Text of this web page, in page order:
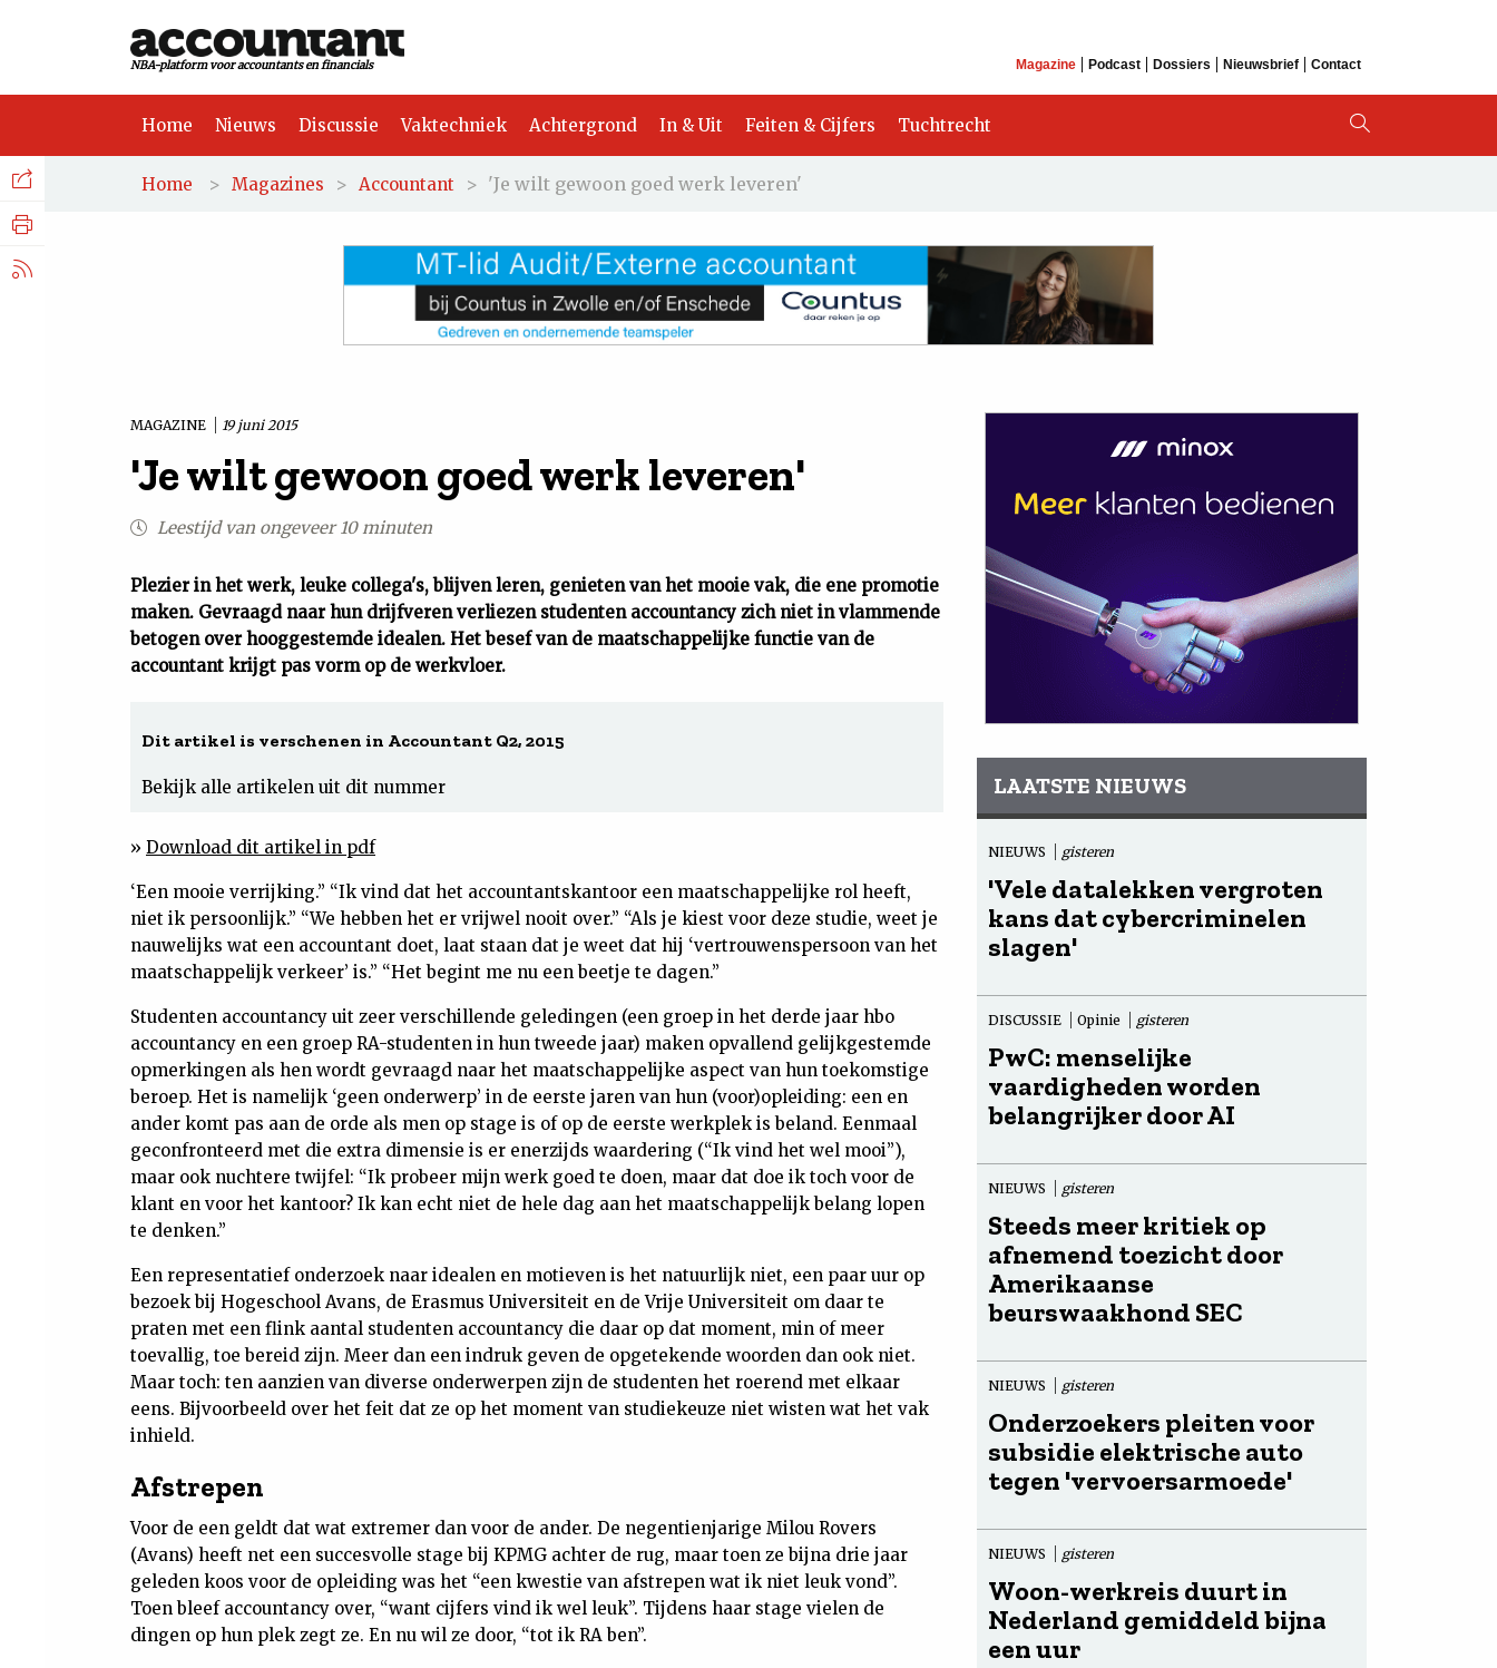
NBA-platform voor accountants en financials Magazine Podcast Dossiers Nieuwsbrief Contact
Home Nieuws Discussie Vaktechniek Achtergrond In & Uit Feiten & Cijfers Tuchtrecht
Home > Magazines > Accountant > 'Je wilt gewoon goed werk leveren'
MAGAZINE 19 juni 2015
'Je wilt gewoon goed werk leveren'
Leestijd van ongeveer 10 minuten
Plezier in het werk, leuke collega's, blijven leren, genieten van het mooie vak, die ene promotie
maken. Gevraagd naar hun drijfveren verliezen studenten accountancy zich niet in vlammende
betogen over hooggestemde idealen. Het besef van de maatschappelijke functie van de
accountant krijgt pas vorm op de werkvloer.
Dit artikel is verschenen in Accountant Q2, 2015
Bekijk alle artikelen uit dit nummer
» Download dit artikel in pdf
‘Een mooie verrijking.” “Ik vind dat het accountantskantoor een maatschappelijke rol heeft,
niet ik persoonlijk.” “We hebben het er vrijwel nooit over.” “Als je kiest voor deze studie, weet je
nauwelijks wat een accountant doet, laat staan dat je weet dat hij ‘vertrouwenspersoon van het
maatschappelijk verkeer’ is.” “Het begint me nu een beetje te dagen.”
Studenten accountancy uit zeer verschillende geledingen (een groep in het derde jaar hbo
accountancy en een groep RA-studenten in hun tweede jaar) maken opvallend gelijkgestemde
opmerkingen als hen wordt gevraagd naar het maatschappelijke aspect van hun toekomstige
beroep. Het is namelijk ‘geen onderwerp’ in de eerste jaren van hun (voor)opleiding: een en
ander komt pas aan de orde als men op stage is of op de eerste werkplek is beland. Eenmaal
geconfronteerd met die extra dimensie is er enerzijds waardering (“Ik vind het wel mooi”),
maar ook nuchtere twijfel: “Ik probeer mijn werk goed te doen, maar dat doe ik toch voor de
klant en voor het kantoor? Ik kan echt niet de hele dag aan het maatschappelijk belang lopen
te denken.”
Een representatief onderzoek naar idealen en motieven is het natuurlijk niet, een paar uur op
bezoek bij Hogeschool Avans, de Erasmus Universiteit en de Vrije Universiteit om daar te
praten met een flink aantal studenten accountancy die daar op dat moment, min of meer
toevallig, toe bereid zijn. Meer dan een indruk geven de opgetekende woorden dan ook niet.
Maar toch: ten aanzien van diverse onderwerpen zijn de studenten het roerend met elkaar
eens. Bijvoorbeeld over het feit dat ze op het moment van studiekeuze niet wisten wat het vak
inhield.
Afstrepen
Voor de een geldt dat wat extremer dan voor de ander. De negentienjarige Milou Rovers
(Avans) heeft net een succesvolle stage bij KPMG achter de rug, maar toen ze bijna drie jaar
geleden koos voor de opleiding was het “een kwestie van afstrepen wat ik niet leuk vond”.
Toen bleef accountancy over, “want cijfers vind ik wel leuk”. Tijdens haar stage vielen de
dingen op hun plek zegt ze. En nu wil ze door, “tot ik RA ben”.
LAATSTE NIEUWS
NIEUWS gisteren
'Vele datalekken vergroten
kans dat cybercriminelen
slagen'
DISCUSSIE Opinie gisteren
PwC: menselijke
vaardigheden worden
belangrijker door AI
NIEUWS gisteren
Steeds meer kritiek op
afnemend toezicht door
Amerikaanse
beurswaakhond SEC
NIEUWS gisteren
Onderzoekers pleiten voor
subsidie elektrische auto
tegen 'vervoersarmoede'
NIEUWS gisteren
Woon-werkreis duurt in
Nederland gemiddeld bijna
een uur
Facebook
Nieuws